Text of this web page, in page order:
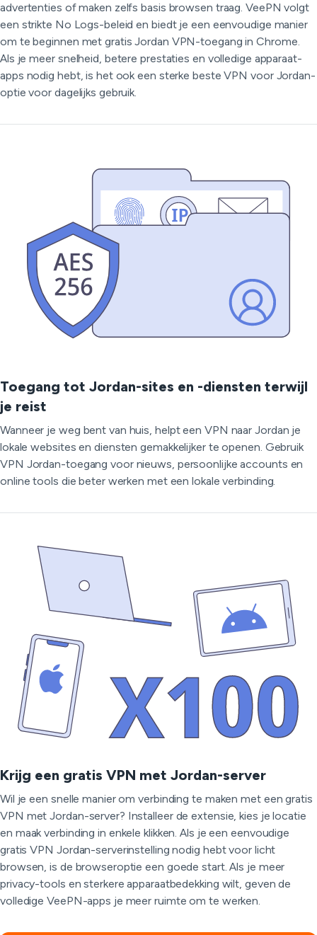
advertenties of maken zelfs basis browsen traag. VeePN volgt
een strikte No Logs-beleid en biedt je een eenvoudige manier
om te beginnen met gratis Jordan VPN-toegang in Chrome.
Als je meer snelheid, betere prestaties en volledige apparaat-
apps nodig hebt, is het ook een sterke beste VPN voor Jordan-
optie voor dagelijks gebruik.
Toegang tot Jordan-sites en -diensten terwijl
je reist
Wanneer je weg bent van huis, helpt een VPN naar Jordan je
lokale websites en diensten gemakkelijker te openen. Gebruik
VPN Jordan-toegang voor nieuws, persoonlijke accounts en
online tools die beter werken met een lokale verbinding.
Krijg een gratis VPN met Jordan-server
Wil je een snelle manier om verbinding te maken met een gratis
VPN met Jordan-server? Installeer de extensie, kies je locatie
en maak verbinding in enkele klikken. Als je een eenvoudige
gratis VPN Jordan-serverinstelling nodig hebt voor licht
browsen, is de browseroptie een goede start. Als je meer
privacy-tools en sterkere apparaatbedekking wilt, geven de
volledige VeePN-apps je meer ruimte om te werken.